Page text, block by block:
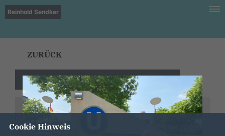
Reinhold Sendker
ZURÜCK
Bundeswehrsportschule Warendorf
Cookie Hinweis